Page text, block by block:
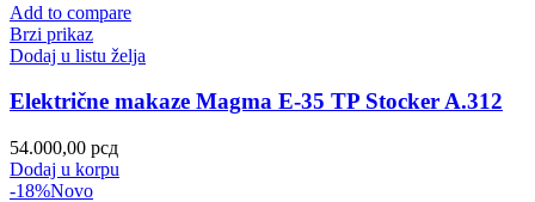
Add to compare
Brzi prikaz
Dodaj u listu želja
Električne makaze Magma E-35 TP Stocker A.312
54.000,00 рсд
Dodaj u korpu
-18%Novo